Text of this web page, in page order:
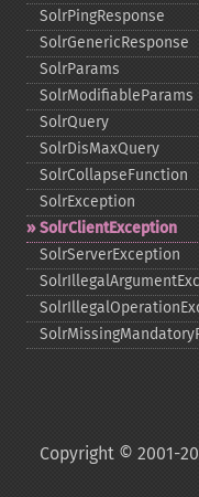
SolrPingResponse
SolrGenericResponse
SolrParams
SolrModifiableParams
SolrQuery
SolrDisMaxQuery
SolrCollapseFunction
SolrException
SolrClientException
SolrServerException
Copyright © 2001-